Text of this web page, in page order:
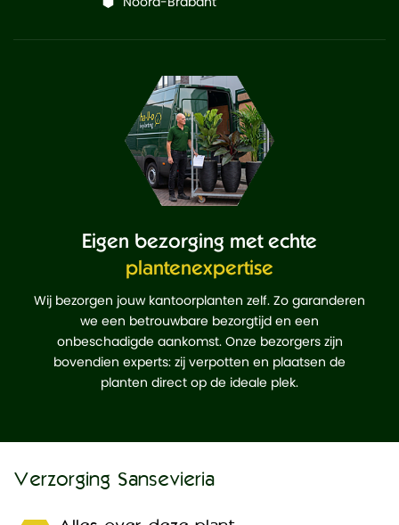
Eigen bezorging met echte
plantenexpertise
Wij bezorgen jouw kantoorplanten zelf. Zo garanderen
we een betrouwbare bezorgtijd en een
onbeschadigde aankomst. Onze bezorgers zijn
bovendien experts: zij verpotten en plaatsen de
planten direct op de ideale plek.
Verzorging Sansevieria